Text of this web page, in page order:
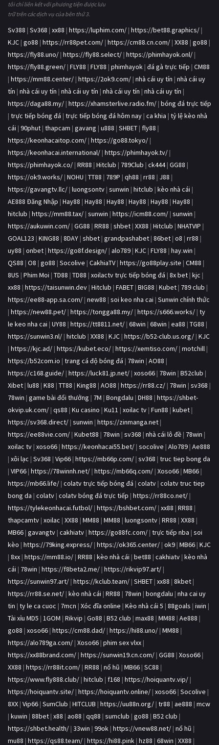
tôi chỉ liên kết với phương tiện được lưu
trữ trên các dịch vụ của bên thứ 3.
Sv388 | Sv368 | xx88 | https://luphim.com/ | https://bet88.graphics/ |
KJC | go88 | https://rr88pet.com/ | https://cm88.cn.com/ | XX88 | go88 |
https://fly88.uno/ | https://fly88.select/ | https://phimhayok.onl/ |
https://fly88.green/ | FLY88 | FLY88 | phimhayok | đá gà trực tiếp | CM88
| https://mm88.center/ | https://2ok9.com/ | nhà cái uy tín | nhà cái uy
tín | nhà cái uy tín | nhà cái uy tín | nhà cái uy tín | nhà cái uy tín |
https://daga88.my/ | https://xhamsterlive.radio.fm/ | bóng đá trực tiếp
| trực tiếp bóng đá | trực tiếp bóng đá hôm nay | ca khia | tỷ lệ kèo nhà
cái | 90phut | thapcam | gavang | u888 | SHBET | fly88 |
https://keonhacaitop.com/ | https://go88.tokyo/ |
https://keonhacai.international/ | https://phimhayok.tv/ |
https://phimhayok.co/ | RR88 | Hitclub | 789Club | ck444| GG88 |
https://ok9.works/ | NOHU | TT88 | 789P | qh88 | rr88 | J88 |
https://gavangtv.llc/ | luongsontv | sunwin | hitclub | kèo nhà cái |
AE888 Đăng Nhập | Hay88 | Hay88 | Hay88 | Hay88 | Hay88 | Hay88 |
hitclub | https://mm88.tax/ | sunwin | https://icm88.com/ | sunwin |
https://aukuwin.com/ | GG88 | RR88 | shbet | XX88 | Hitclub | NHATVIP |
GOAL123 | KING88 | 8DAY | shbet | grandpashabet | 86bet | o8 | rr88 |
uy88 | onbet | https://go8f.design/ | alo789 | KJC | FLY88 | hay.win |
QS88 | O8 | go88 | Socolive | CakhiaTV | https://go88play.site | CM88 |
8US | Phim Moi | TD88 | TD88 | xoilactv trực tiếp bóng đá | 8x bet | kjc |
xx88 | https://taisunwin.dev | Hitclub | FABET | BIG88 | Kubet | 789 club |
https://ee88-app.sa.com/ | new88 | soi keo nha cai | Sunwin chính thức
| https://new88.pet/ | https://tongga88.my/ | https://s666.works/ | ty
le keo nha cai | UY88 | https://tt8811.net/ | 68win | 68win | ea88 | TG88 |
https://sunwin3.nl/ | hitclub | XX88 | KJC | https://b52-club.us.org/ | KJC
| https://kjc.ad/ | https://kubet.eco/ | https://xemtiso.com/ | motchill |
https://b52com.io | trang cá độ bóng đá | 78win | AO88 |
https://c168.guide/ | https://luck81.jp.net/ | xoso66 | 78win | B52club |
Xibet | lu88 | K88 | TT88 | King88 | AO88 | https://rr88.cz/ | 78win | sv368 |
78win | game bài đổi thưởng | 7M | Bongdalu | DH88 | https://shbet-
okvip.uk.com/ | qs88 | Ku casino | Ku11 | xoilac tv | Fun88 | kubet |
https://sv368.direct/ | sunwin | https://zinmanga.net |
https://ee88vie.com/ | Kubet88 | 78win | sv368 | nhà cái lô đề | 78win |
xoilac tv | xoso66 | https://keonhacai55.bet/ | socolive | Alo789 | Ae888
| xôi lạc | Sv368 | Vip66 | https://mb66p.com/ | sv368 | truc tiep bong da
| VIP66 | https://78winnh.net/ | https://mb66q.com/ | Xoso66 | MB66 |
https://mb66.life/ | colatv trực tiếp bóng đá | colatv | colatv truc tiep
bong da | colatv | colatv bóng đá trực tiếp | https://rr88co.net/ |
https://tylekeonhacai.futbol/ | https://bshbet.com/ | xx88 | RR88 |
thapcamtv | xoilac | XX88 | MM88 | MM88 | luongsontv | RR88 | XX88 |
MB66 | gavangtv | cakhiatv | https://go88fc.com/ | trực tiếp nba | soi
kèo | https://79king.express/ | https://ok365.center/ | ok9 | MB66 | KJC
| 8xx | https://mm88.io/ | RR88 | kèo nhà cái | bet88 | cakhiatv | kèo nhà
cái | 78win | https://f8beta2.me/ | https://rikvip97.art/ |
https://sunwin97.art/ | https://kclub.team/ | SHBET | xx88 | 8kbet |
https://rr88.se.net/ | kèo nhà cái | RR88 | 78win | bongdalu | nha cai uy
tin | ty le ca cuoc | 7mcn | Xóc đĩa online | Kèo nhà cái 5 | 88goals | iwin |
Tài xỉu MD5 | 1GOM | Rikvip | Go88 | B52 club | max88 | MM88 | Ae888 |
go88 | xoso66 | https://cm88.dad/ | https://hi88.uno/ | MM88 |
https://alo789ga.com/ | Xoso66 | phim sex vlxx |
https://xx88brand.com/ | https://sunwin19.cn.com/ | GG88 | Xoso66 |
XX88 | https://rr88it.com/ | RR88 | nổ hũ | MB66 | SC88 |
https://www.fly888.club/ | hitclub | f168 | https://hoiquantv.vip/ |
https://hoiquantv.site/ | https://hoiquantv.online/ | xoso66 | Socolive |
8XX | Vip66 | SumClub | HITCLUB | https://uu88n.org/ | tr88 | ae888 | mcw
| kuwin | 88bet | x88 | ao88 | qq88 | sumclub | go88 | B52 club |
https://shbet.health/ | 33win | 99ok | https://vnew88.net/ | nổ hũ |
mu88 | https://qs88.team/ | https://hi88.pink | hz88 | 68win | XX88 |